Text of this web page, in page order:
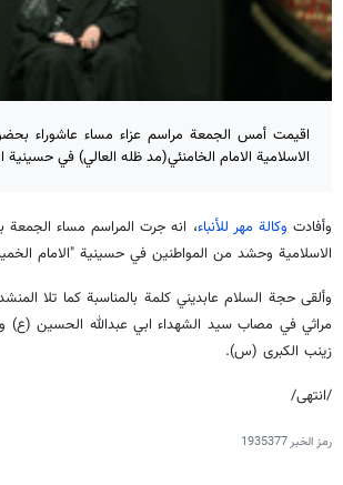
اقيمت أمس الجمعة مراسم عزاء مساء عاشوراء
الاسلامية الامام الخامنئي(مد ظله العالي) في
وأفادت وكالة مهر للأنباء، انه جرت المراسم مساء الجمعة
الاسلامية وحشد من المواطنين في حسينية "الامام
وألقى حجة السلام عابديني كلمة بالمناسبة كما تلا
مراثي في مصاب سيد الشهداء ابي عبدالله الحسين (ع)
زينب الكبرى (س).
/انتهى/
رمز الخبر1935377